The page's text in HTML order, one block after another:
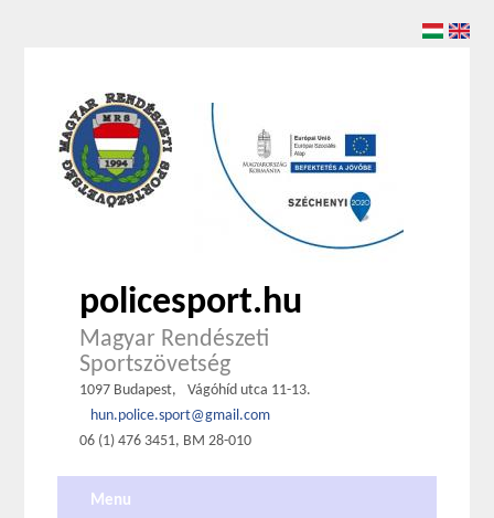
policesport.hu
Magyar Rendészeti
Sportszövetség
1097 Budapest,
Vágóhíd utca 11-13.
hun.police.sport@gmail.com
06 (1) 476 3451, BM 28-010
Menu